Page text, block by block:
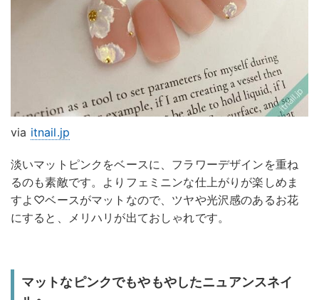
via itnail.jp
淡いマットピンクをベースに、フラワーデザインを重ね
るのも素敵です。よりフェミニンな仕上がりが楽しめま
すよ♡ベースがマットなので、ツヤや光沢感のあるお花
にすると、メリハリが出ておしゃれです。
マットなピンクでもやもやしたニュアンスネイ